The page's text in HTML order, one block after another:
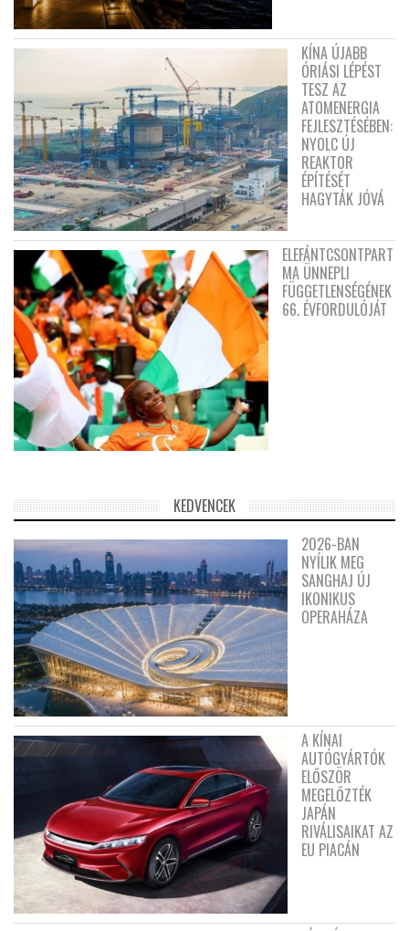
KÍNA ÚJABB
ÓRIÁSI LÉPÉST
TESZ AZ
ATOMENERGIA
FEJLESZTÉSÉBEN:
NYOLC ÚJ
REAKTOR
ÉPÍTÉSÉT
HAGYTÁK JÓVÁ
ELEFÁNTCSONTPART
MA ÜNNEPLI
FÜGGETLENSÉGÉNEK
66. ÉVFORDULÓJÁT
KEDVENCEK
2026-BAN
NYÍLIK MEG
SANGHAJ ÚJ
IKONIKUS
OPERAHÁZA
A KÍNAI
AUTÓGYÁRTÓK
ELŐSZÖR
MEGELŐZTÉK
JAPÁN
RIVÁLISAIKAT AZ
EU PIACÁN